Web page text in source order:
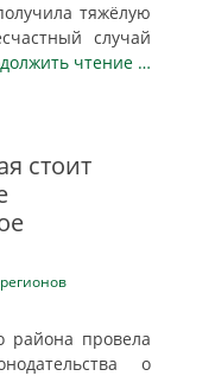
тяжёлую
случай
чтение …
стоит
района провела
о